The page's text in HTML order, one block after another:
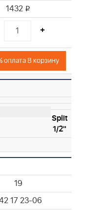
1432 i
+
оплата В корзину
Split
1/2"
19
17 23-06